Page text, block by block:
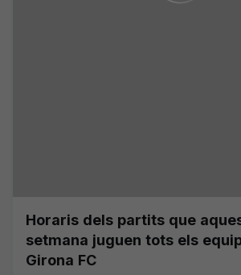
Horaris dels partits que
setmana juguen tots els
Girona FC